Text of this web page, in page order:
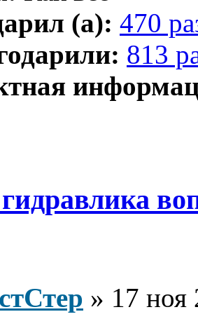
(а): 470
813
» 17 ноя